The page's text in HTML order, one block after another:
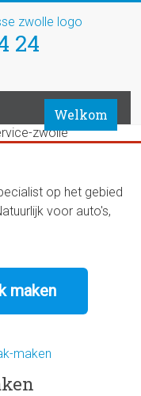
24
Welkom
op het gebied
voor auto's,
maken